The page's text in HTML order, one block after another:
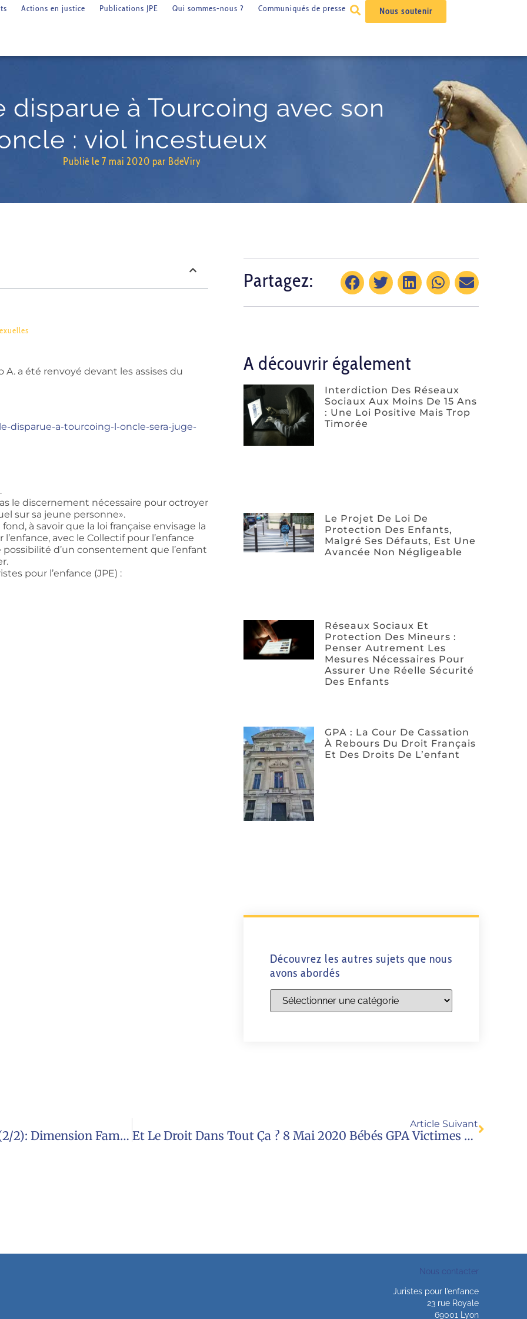
Actions en justice Publications JPE Qui sommes-nous ? Communiqués de presse Nous soutenir
disparue à Tourcoing avec son
: viol incestueux
Publié le 7 mai 2020 par BdeViry
A. a été renvoyé devant les assises du
disparue-a-tourcoing-l-oncle-sera-juge-
le discernement nécessaire pour octroyer
sur sa jeune personne».
à savoir que la loi française envisage la
avec le Collectif pour l’enfance
d’un consentement que l’enfant
pour l’enfance (JPE) :
Partagez:
A découvrir également
Interdiction Des Réseaux
Sociaux Aux Moins De 15 Ans
: Une Loi Positive Mais Trop
Timorée
Le Projet De Loi De
Protection Des Enfants,
Malgré Ses Défauts, Est Une
Avancée Non Négligeable
Réseaux Sociaux Et
Protection Des Mineurs :
Penser Autrement Les
Mesures Nécessaires Pour
Assurer Une Réelle Sécurité
Des Enfants
GPA : La Cour De Cassation
À Rebours Du Droit Français
Et Des Droits De L’enfant
Découvrez les autres sujets que nous
avons abordés
Et Le Droit Dans Tout Ça? Le Mariage (2/2): Dimension Familiale
Article Suivant
Et Le Droit Dans Tout Ça ? 8 Mai 2020 Bébés GPA Victimes Du Marché
Nous contacter
Juristes pour l’enfance
23 rue Royale
69001 Lyon